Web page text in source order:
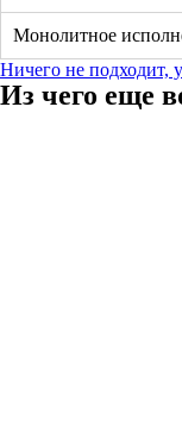
Монолитное
Ничего не подходит,
Из чего еще